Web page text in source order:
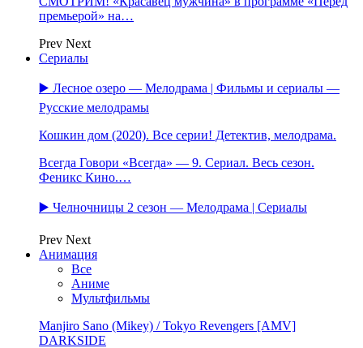
премьерой» на…
Prev Next
Сериалы
▶️ Лесное озеро — Мелодрама | Фильмы и сериалы —
Русские мелодрамы
Кошкин дом (2020). Все серии! Детектив, мелодрама.
Всегда Говори «Всегда» — 9. Сериал. Весь сезон.
Феникс Кино.…
▶️ Челночницы 2 сезон — Мелодрама | Сериалы
Prev Next
Анимация
Все
Аниме
Мультфильмы
Manjiro Sano (Mikey) / Tokyo Revengers [AMV]
DARKSIDE